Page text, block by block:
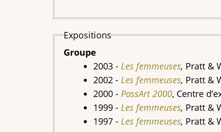
Expositions
Groupe
2003 - Les femmeuses, Pratt &
2002 - Les femmeuses, Pratt &
2000 - PassArt 2000, Centre
1999 - Les femmeuses, Pratt &
1997 - Les femmeuses, Pratt &